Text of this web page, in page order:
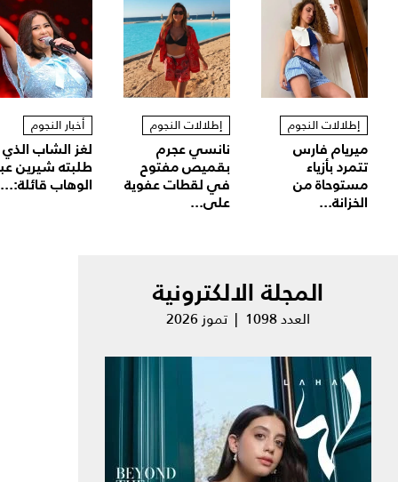
إطلالات النجوم
ميريام فارس
تتمرد بأزياء
مستوحاة من
الخزانة...
إطلالات النجوم
نانسي عجرم
بقميص مفتوح
في لقطات عفوية
على...
أخبار النجوم
لغز الشاب الذي
طلبته شيرين
الوهاب قائلة:...
المجلة الالكترونية
العدد 1098 | تموز 2026